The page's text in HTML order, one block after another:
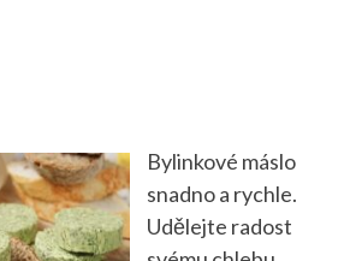
Bylinkové máslo
snadno a rychle.
Udělejte radost